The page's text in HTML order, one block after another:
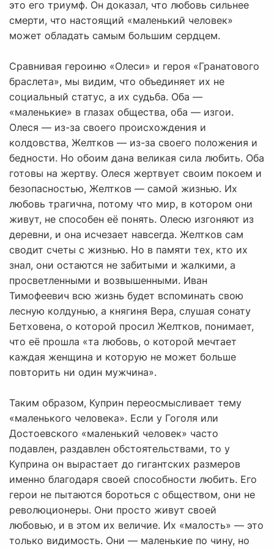
это его триумф. Он доказал, что любовь сильнее
смерти, что настоящий «маленький человек»
может обладать самым большим сердцем.
Сравнивая героиню «Олеси» и героя «Гранатового
браслета», мы видим, что объединяет их не
социальный статус, а их судьба. Оба —
«маленькие» в глазах общества, оба — изгои.
Олеся — из-за своего происхождения и
колдовства, Желтков — из-за своего положения и
бедности. Но обоим дана великая сила любить. Оба
готовы на жертву. Олеся жертвует своим покоем и
безопасностью, Желтков — самой жизнью. Их
любовь трагична, потому что мир, в котором они
живут, не способен её понять. Олесю изгоняют из
деревни, и она исчезает навсегда. Желтков сам
сводит счеты с жизнью. Но в памяти тех, кто их
знал, они остаются не забитыми и жалкими, а
просветленными и возвышенными. Иван
Тимофеевич всю жизнь будет вспоминать свою
лесную колдунью, а княгиня Вера, слушая сонату
Бетховена, о которой просил Желтков, понимает,
что её прошла «та любовь, о которой мечтает
каждая женщина и которую не может больше
повторить ни один мужчина».
Таким образом, Куприн переосмысливает тему
«маленького человека». Если у Гоголя или
Достоевского «маленький человек» часто
подавлен, раздавлен обстоятельствами, то у
Куприна он вырастает до гигантских размеров
именно благодаря своей способности любить. Его
герои не пытаются бороться с обществом, они не
революционеры. Они просто живут своей
любовью, и в этом их величие. Их «малость» — это
только видимость. Они — маленькие по чину, но